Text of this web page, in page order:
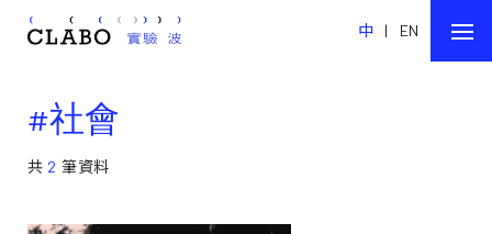
中 | EN
#社會
共 2 筆資料